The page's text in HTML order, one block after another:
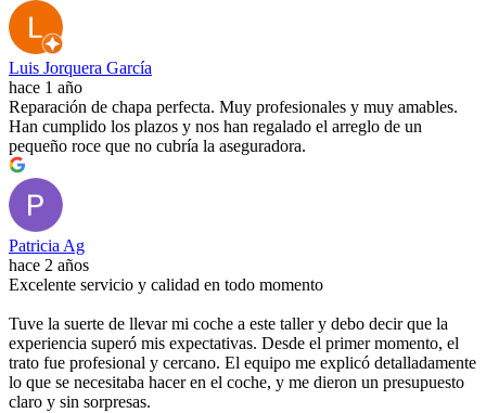
Luis Jorquera García
hace 1 año
Reparación de chapa perfecta. Muy profesionales y muy amables.
Han cumplido los plazos y nos han regalado el arreglo de un
pequeño roce que no cubría la aseguradora.
Patricia Ag
hace 2 años
Excelente servicio y calidad en todo momento
Tuve la suerte de llevar mi coche a este taller y debo decir que la
experiencia superó mis expectativas. Desde el primer momento, el
trato fue profesional y cercano. El equipo me explicó detalladamente
lo que se necesitaba hacer en el coche, y me dieron un presupuesto
claro y sin sorpresas.